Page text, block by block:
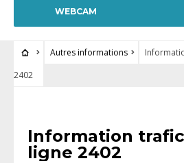
WEBCAM
Autres informations
2402
Information
ligne 2402